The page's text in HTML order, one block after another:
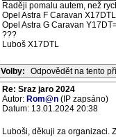
Raději pomalu autem, než
Opel Astra F Caravan
Opel Astra G Caravan
???
Luboš X17DTL
Volby: Odpovědět na tento
Re: Sraz jaro 2024
Autor: Rom@n (IP zapsáno)
Datum: 13.01.2024 20:38
Luboši, děkuji za organizaci.